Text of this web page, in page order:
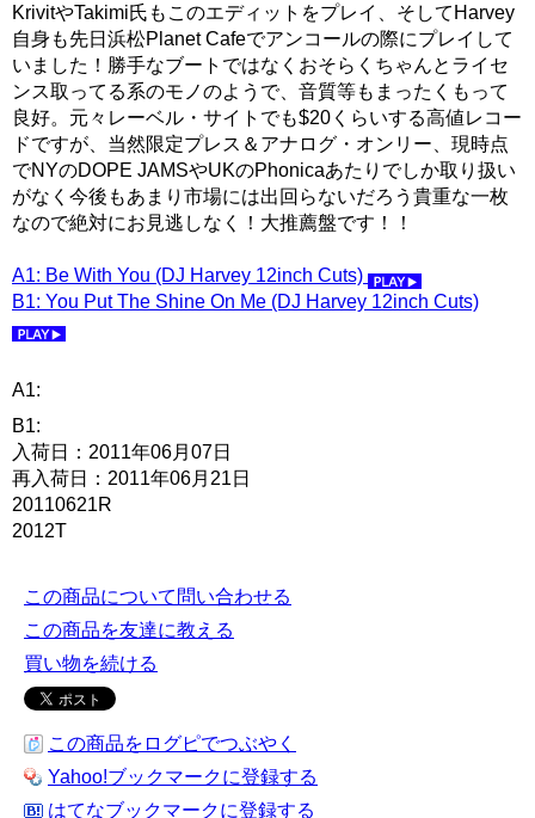
KrivitやTakimi氏もこのエディットをプレイ、そしてHarvey
自身も先日浜松Planet Cafeでアンコールの際にプレイして
いました！勝手なブートではなくおそらくちゃんとライセ
ンス取ってる系のモノのようで、音質等もまったくもって
良好。元々レーベル・サイトでも$20くらいする高値レコー
ドですが、当然限定プレス＆アナログ・オンリー、現時点
でNYのDOPE JAMSやUKのPhonicaあたりでしか取り扱い
がなく今後もあまり市場には出回らないだろう貴重な一枚
なので絶対にお見逃しなく！大推薦盤です！！
A1: Be With You (DJ Harvey 12inch Cuts)
B1: You Put The Shine On Me (DJ Harvey 12inch Cuts)
A1:
B1:
入荷日：2011年06月07日
再入荷日：2011年06月21日
20110621R
2012T
この商品について問い合わせる
この商品を友達に教える
買い物を続ける
この商品をログピでつぶやく
Yahoo!ブックマークに登録する
はてなブックマークに登録する